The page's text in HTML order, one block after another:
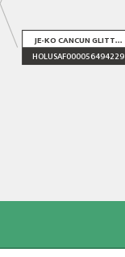
JE-KO CANCUN GLITT...
HOLUSAF000056494229